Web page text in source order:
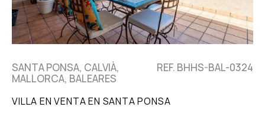
SANTA PONSA, CALVIÀ,
MALLORCA, BALEARES
REF. BHHS-BAL-0324
VILLA EN VENTA EN SANTA PONSA